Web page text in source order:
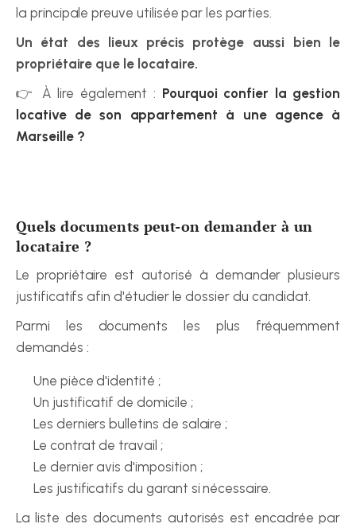
la principale preuve utilisée par les parties.
Un état des lieux précis protège aussi bien le
propriétaire que le locataire.
👉 À lire également : Pourquoi confier la gestion
locative de son appartement à une agence à
Marseille ?
Quels documents peut-on demander à un
locataire ?
Le propriétaire est autorisé à demander plusieurs
justificatifs afin d'étudier le dossier du candidat.
Parmi les documents les plus fréquemment
demandés :
Une pièce d'identité ;
Un justificatif de domicile ;
Les derniers bulletins de salaire ;
Le contrat de travail ;
Le dernier avis d'imposition ;
Les justificatifs du garant si nécessaire.
La liste des documents autorisés est encadrée par